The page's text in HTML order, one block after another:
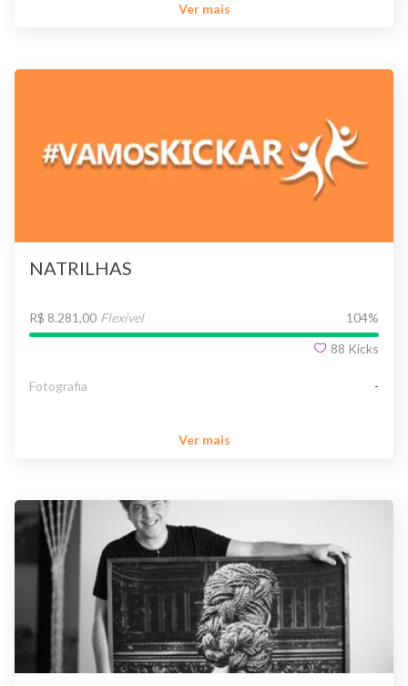
Ver mais
NATRILHAS
R$ 8.281,00 Flexível 104%
88 Kicks
Fotografia -
Ver mais